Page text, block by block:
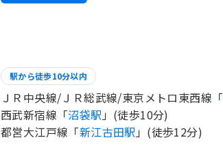
駅から徒歩10分以内
ＪＲ中央線/ＪＲ総武線/東京メトロ東西線「
西武新宿線「沼袋駅 」(徒歩10分)
都営大江戸線「新江古田駅 」(徒歩12分)